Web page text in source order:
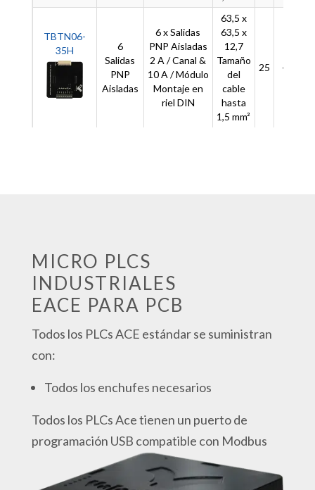
TBTN06-
35H
6
Salidas
PNP
Aisladas
6 x Salidas
PNP Aisladas
2 A / Canal &
10 A / Módulo
Montaje en
riel DIN
63,5 x
63,5 x
12,7
Tamaño
del
cable
hasta
1,5 mm²
25 -
MICRO PLCS
INDUSTRIALES
EACE PARA PCB
Todos los PLCs ACE estándar se suministran
con:
Todos los enchufes necesarios
Todos los PLCs Ace tienen un puerto de
programación USB compatible con Modbus